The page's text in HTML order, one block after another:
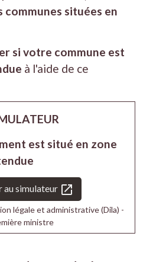
communes situées en
si votre commune est
à l'aide de ce
est situé en zone
au simulateur open_in_new
légale et administrative (Dila) -
ministre